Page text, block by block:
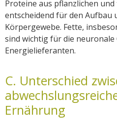
Proteine aus pflanzlichen
entscheidend für den Aufbau
Körpergewebe. Fette,
sind wichtig für die neuronale
Energielieferanten.
C. Unterschied
Ernährung